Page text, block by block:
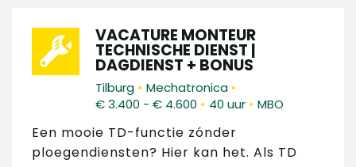
VACATURE MONTEUR
TECHNISCHE DIENST |
DAGDIENST + BONUS
Tilburg • Mechatronica •
€ 3.400 - € 4.600 • 40 uur • MBO
Een mooie TD-functie zónder
ploegendiensten? Hier kan het. Als TD